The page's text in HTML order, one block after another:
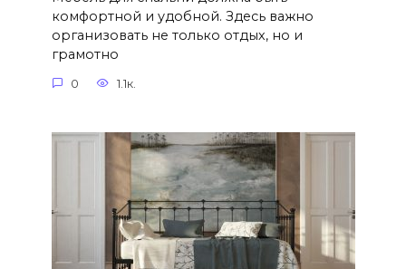
комфортной и удобной. Здесь важно
организовать не только отдых, но и
грамотно
0 1.1к.